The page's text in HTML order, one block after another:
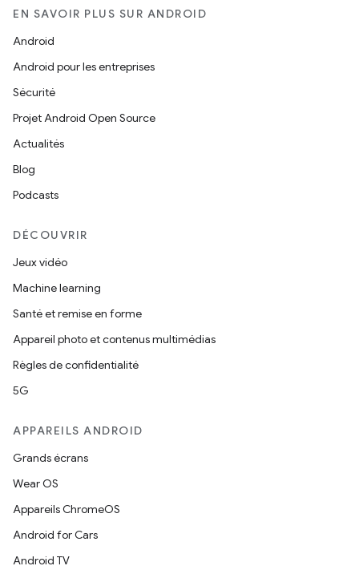
EN SAVOIR PLUS SUR ANDROID
Android
Android pour les entreprises
Sécurité
Projet Android Open Source
Actualités
Blog
Podcasts
DÉCOUVRIR
Jeux vidéo
Machine learning
Santé et remise en forme
Appareil photo et contenus multimédias
Règles de confidentialité
5G
APPAREILS ANDROID
Grands écrans
Wear OS
Appareils ChromeOS
Android for Cars
Android TV